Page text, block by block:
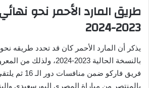
طريق المارد الأحمر نحو
2023-2024
يذكر أن المارد الأحمر كان قد تحدد طريقه
بالنسخة الحالية 2023-
فريق فاركو ضمن
بالمنتصر من مباراة المصري البورسعيدي